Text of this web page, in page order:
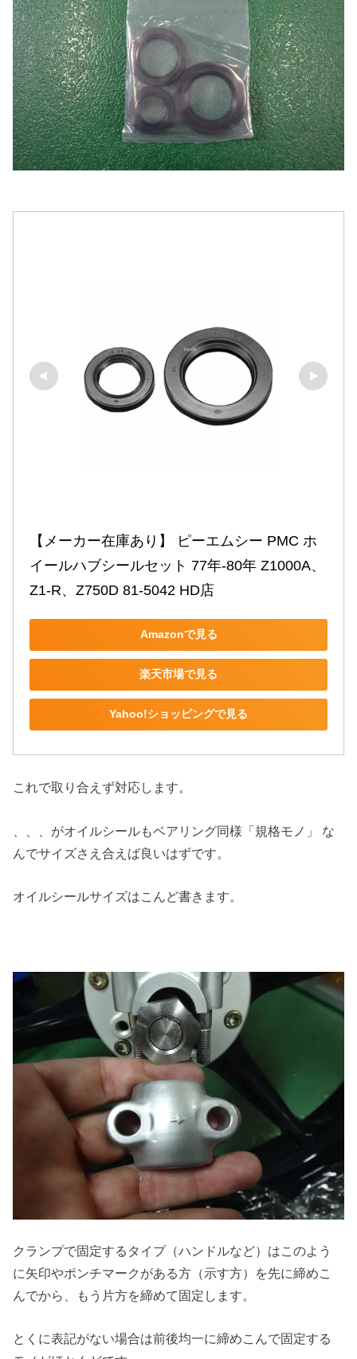
【メーカー在庫あり】 ピーエムシー PMC ホ
イールハブシールセット 77年-80年 Z1000A、
Z1-R、Z750D 81-5042 HD店
Amazonで見る
楽天市場で見る
Yahoo!ショッピングで見る
これで取り合えず対応します。
、、、がオイルシールもベアリング同様「規格モノ」 な
んでサイズさえ合えば良いはずです。
オイルシールサイズはこんど書きます。
クランプで固定するタイプ（ハンドルなど）はこのよう
に矢印やポンチマークがある方（示す方）を先に締めこ
んでから、もう片方を締めて固定します。
とくに表記がない場合は前後均一に締めこんで固定する